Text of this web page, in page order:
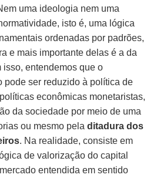
uma ideologia nem uma
isto é, uma lógica
ordenadas por padrões,
e mais importante delas é a da
isso, entendemos que o
pode ser reduzido à política de
econômicas monetaristas,
da sociedade por meio de uma
ou mesmo peladitadura dos
. Na realidade, consiste em
de valorização do capital
entendida em sentido